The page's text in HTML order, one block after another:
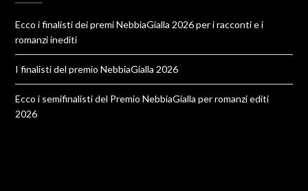
Ecco i finalisti dei premi NebbiaGialla 2026 per i racconti e i
romanzi inediti
I finalisti del premio NebbiaGialla 2026
Ecco i semifinalisti del Premio NebbiaGialla per romanzi editi
2026